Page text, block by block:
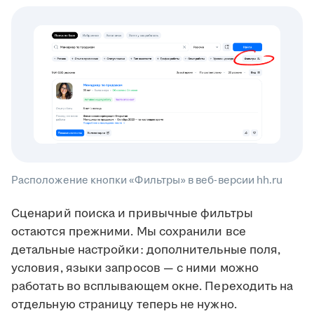
Расположение кнопки «Фильтры» в веб-версии hh.ru
Сценарий поиска и привычные фильтры
остаются прежними. Мы сохранили все
детальные настройки: дополнительные поля,
условия, языки запросов — с ними можно
работать во всплывающем окне. Переходить на
отдельную страницу теперь не нужно.